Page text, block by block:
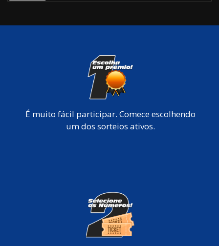
É muito fácil participar. Comece escolhendo
um dos sorteios ativos.